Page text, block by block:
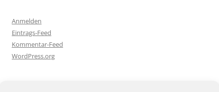
Anmelden
Eintrags-Feed
Kommentar-Feed
WordPress.org